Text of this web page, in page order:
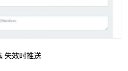
失效时推送